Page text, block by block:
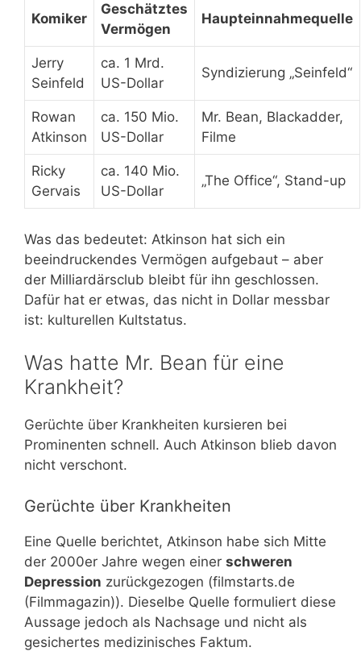
Komiker
Geschätztes
Vermögen
Haupteinnahmequelle
Jerry
Seinfeld
ca. 1 Mrd.
US-Dollar
Syndizierung „Seinfeld“
Rowan
Atkinson
ca. 150 Mio.
US-Dollar
Mr. Bean, Blackadder,
Filme
Ricky
Gervais
ca. 140 Mio.
US-Dollar
„The Office“, Stand-up
Was das bedeutet: Atkinson hat sich ein
beeindruckendes Vermögen aufgebaut – aber
der Milliardärsclub bleibt für ihn geschlossen.
Dafür hat er etwas, das nicht in Dollar messbar
ist: kulturellen Kultstatus.
Was hatte Mr. Bean für eine
Krankheit?
Gerüchte über Krankheiten kursieren bei
Prominenten schnell. Auch Atkinson blieb davon
nicht verschont.
Gerüchte über Krankheiten
Eine Quelle berichtet, Atkinson habe sich Mitte
der 2000er Jahre wegen einer schweren
Depression zurückgezogen (filmstarts.de
(Filmmagazin)). Dieselbe Quelle formuliert diese
Aussage jedoch als Nachsage und nicht als
gesichertes medizinisches Faktum.